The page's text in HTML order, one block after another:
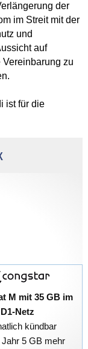
der
im Streit mit der
und
auf
zu
ist für die
M mit 35 GB im
D1-Netz
kündbar
Jahr 5 GB mehr